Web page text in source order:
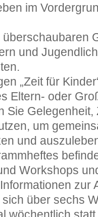
im
und
„Zeit für
Eltern- oder
Sie Gelegenheit,
um
und
Workshops
zur
über sechs